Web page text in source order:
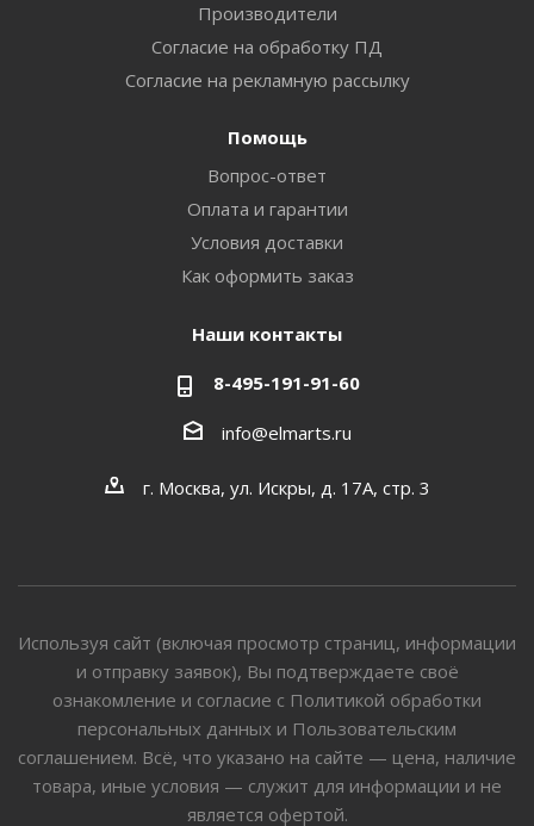
Производители
Согласие на обработку ПД
Согласие на рекламную рассылку
Помощь
Вопрос-ответ
Оплата и гарантии
Условия доставки
Как оформить заказ
Наши контакты
8-495-191-91-60
info@elmarts.ru
г. Москва, ул. Искры, д. 17А, стр. 3
Используя сайт (включая просмотр страниц, информации
и отправку заявок), Вы подтверждаете своё
ознакомление и согласие с Политикой обработки
персональных данных и Пользовательским
соглашением. Всё, что указано на сайте — цена, наличие
товара, иные условия — служит для информации и не
является офертой.